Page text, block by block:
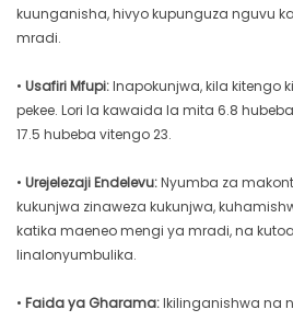
kuunganisha, hivyo kupunguza nguvu
mradi.
• Usafiri Mfupi:Inapokunjwa, kila kitengo
pekee. Lori la kawaida la mita 6.8
17.5 hubeba vitengo 23.
• Urejelezaji Endelevu:Nyumba za
kukunjwa zinaweza kukunjwa,
katika maeneo mengi ya mradi, na
linalonyumbulika.
• Faida ya Gharama:Ikilinganishwa na